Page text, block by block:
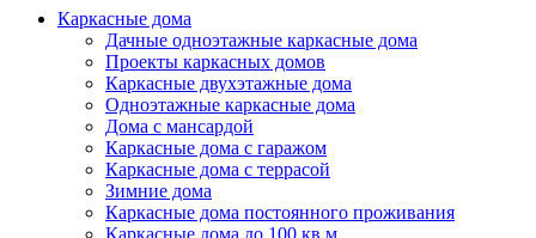
Каркасные дома
Дачные одноэтажные каркасные дома
Проекты каркасных домов
Каркасные двухэтажные дома
Одноэтажные каркасные дома
Дома с мансардой
Каркасные дома с гаражом
Каркасные дома с террасой
Зимние дома
Каркасные дома постоянного проживания
Каркасные дома до 100 кв м